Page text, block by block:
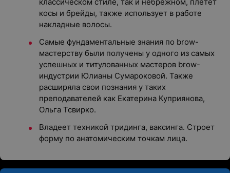
косы и брейды, также использует в работе
накладные волосы.
Самые фундаментальные знания по brow-
мастерству были получены у одного из самых
успешных и титулованных мастеров brow-
индустрии Юлианы Сумароковой. Также
расширяла свои познания у таких
преподавателей как Екатерина Куприянова,
Ольга Тсвирко.
Владеет техникой тридинга, ваксинга. Строет
форму по анатомическим точкам лица.